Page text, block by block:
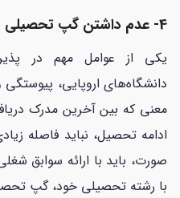
4- عدم داشتن گپ تحصیلی برای تحصیل در اروپا
یکی از عوامل مهم در
دانشگاه‌های اروپایی،
معنی که بین آخرین مدرک
ادامه تحصیل، نباید فاصله
صورت، باید با ارائه سوابق
با رشته تحصیلی خود، گپ